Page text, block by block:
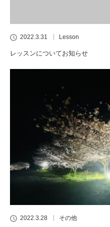
2022.3.31 Lesson
レッスンについてお知らせ
2022.3.28 その他